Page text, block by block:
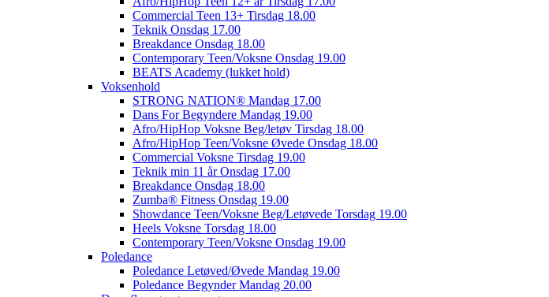
Commercial Teen 13+ Tirsdag 18.00
Teknik Onsdag 17.00
Breakdance Onsdag 18.00
Contemporary Teen/Voksne Onsdag 19.00
BEATS Academy (lukket hold)
Voksenhold
STRONG NATION® Mandag 17.00
Dans For Begyndere Mandag 19.00
Afro/HipHop Voksne Beg/letøv Tirsdag 18.00
Afro/HipHop Teen/Voksne Øvede Onsdag 18.00
Commercial Voksne Tirsdag 19.00
Teknik min 11 år Onsdag 17.00
Breakdance Onsdag 18.00
Zumba® Fitness Onsdag 19.00
Showdance Teen/Voksne Beg/Letøvede Torsdag 19.00
Heels Voksne Torsdag 18.00
Contemporary Teen/Voksne Onsdag 19.00
Poledance
Poledance Letøved/Øvede Mandag 19.00
Poledance Begynder Mandag 20.00